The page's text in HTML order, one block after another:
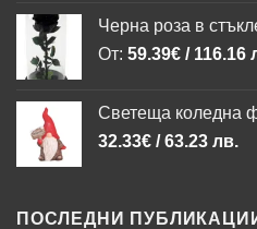
Черна роза в
От: 59.39€ / 116.16
Светеща коледна
32.33€ / 63.23 лв.
ПОСЛЕДНИ